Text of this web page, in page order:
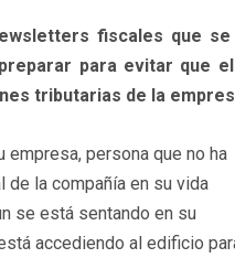
fiscales que
para evitar que
tributarias de la
empresa, persona que no ha
la compañía en su vida
se está sentando en su
accediendo al edificio